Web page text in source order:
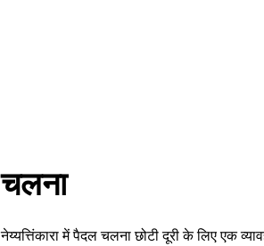
चलना
नेय्यत्तिंकारा में पैदल चलना छोटी दूरी के लिए एक